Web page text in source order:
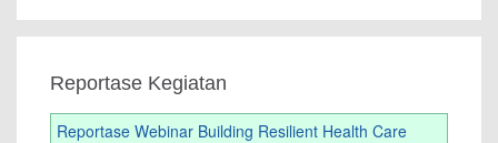
Reportase Kegiatan
Reportase Webinar Building Resilient Health Care